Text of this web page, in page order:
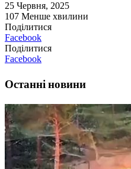
25 Червня, 2025
107 Менше хвилини
Поділитися
Facebook
Поділитися
Facebook
Останні новини